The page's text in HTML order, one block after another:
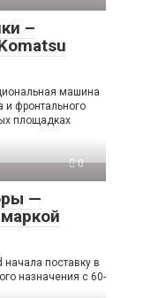
–
машина
фронтального
площадках
0
—
поставку в
назначения с 60-